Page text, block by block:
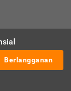
Berlangganan